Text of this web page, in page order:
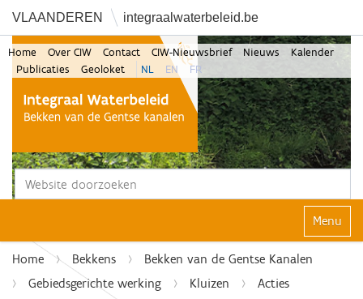
VLAANDEREN integraalwaterbeleid.be
Zoek
Home Over CIW Contact CIW-Nieuwsbrief Nieuws
Kalender
Publicaties
Geoloket NL EN FR
Klap
Home Bekkens
Bekken van de Gentse Kanalen
Gebiedsgerichte werking
Kluizen
Acties